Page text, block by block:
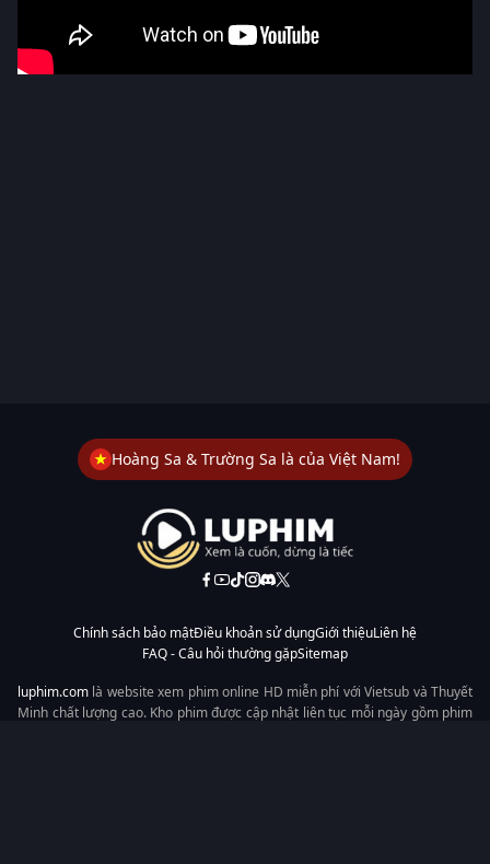
Hoàng Sa & Trường Sa là của Việt Nam!
Chính sách bảo mậtĐiều khoản sử dụngGiới thiệuLiên hệ
FAQ - Câu hỏi thường gặpSitemap
luphim.com là website xem phim online HD miễn phí với Vietsub và Thuyết
Minh chất lượng cao. Kho phim được cập nhật liên tục mỗi ngày gồm phim